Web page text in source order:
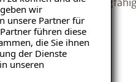
wir
unsere Partner für
führen diese
die Sie ihnen
der Dienste
unseren